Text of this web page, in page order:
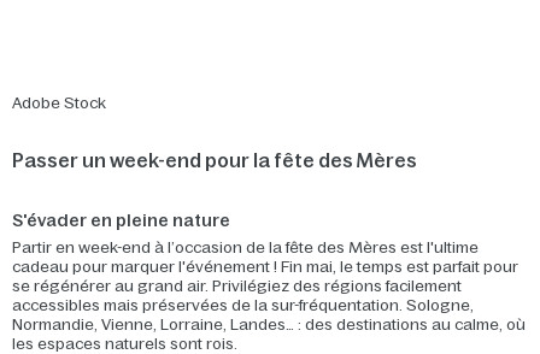
Adobe Stock
Passer un week-end pour la fête des Mères
S'évader en pleine nature
Partir en week-end à l’occasion de la fête des Mères est l'ultime
cadeau pour marquer l'événement ! Fin mai, le temps est parfait pour
se régénérer au grand air. Privilégiez des régions facilement
accessibles mais préservées de la sur-fréquentation. Sologne,
Normandie, Vienne, Lorraine, Landes… : des destinations au calme, où
les espaces naturels sont rois.